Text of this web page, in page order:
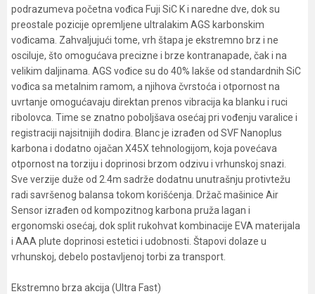
podrazumeva početna vođica Fuji SiC K i naredne dve, dok su
preostale pozicije opremljene ultralakim AGS karbonskim
vođicama. Zahvaljujući tome, vrh štapa je ekstremno brz i ne
osciluje, što omogućava precizne i brze kontranapade, čak i na
velikim daljinama. AGS vođice su do 40% lakše od standardnih SiC
vođica sa metalnim ramom, a njihova čvrstoća i otpornost na
uvrtanje omogućavaju direktan prenos vibracija ka blanku i ruci
ribolovca. Time se znatno poboljšava osećaj pri vođenju varalice i
registraciji najsitnijih dodira. Blanc je izrađen od SVF Nanoplus
karbona i dodatno ojačan X45X tehnologijom, koja povećava
otpornost na torziju i doprinosi brzom odzivu i vrhunskoj snazi.
Sve verzije duže od 2.4m sadrže dodatnu unutrašnju protivtežu
radi savršenog balansa tokom korišćenja. Držač mašinice Air
Sensor izrađen od kompozitnog karbona pruža lagan i
ergonomski osećaj, dok split rukohvat kombinacije EVA materijala
i AAA plute doprinosi estetici i udobnosti. Štapovi dolaze u
vrhunskoj, debelo postavljenoj torbi za transport.
Ekstremno brza akcija (Ultra Fast)